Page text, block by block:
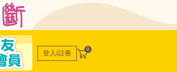
登入/註冊 0